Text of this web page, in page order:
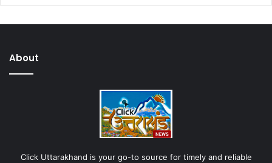
About
Click Uttarakhand is your go-to source for timely and reliable